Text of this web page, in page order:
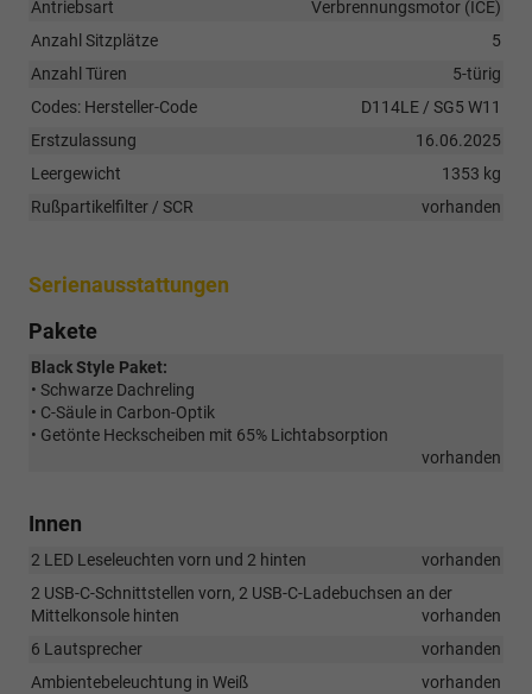
Antriebsart
Verbrennungsmotor (ICE)
Anzahl Sitzplätze
5
Anzahl Türen
5-türig
Codes: Hersteller-Code
D114LE / SG5 W11
Erstzulassung
16.06.2025
Leergewicht
1353 kg
Rußpartikelfilter / SCR
vorhanden
Serienausstattungen
Pakete
Black Style Paket:
• Schwarze Dachreling
• C-Säule in Carbon-Optik
• Getönte Heckscheiben mit 65% Lichtabsorption
vorhanden
Innen
2 LED Leseleuchten vorn und 2 hinten
vorhanden
2 USB-C-Schnittstellen vorn, 2 USB-C-Ladebuchsen an der
Mittelkonsole hinten
vorhanden
6 Lautsprecher
vorhanden
Ambientebeleuchtung in Weiß
vorhanden